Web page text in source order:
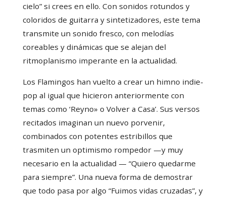
cielo” si crees en ello. Con sonidos rotundos y
coloridos de guitarra y sintetizadores, este tema
transmite un sonido fresco, con melodías
coreables y dinámicas que se alejan del
ritmoplanismo imperante en la actualidad.
Los Flamingos han vuelto a crear un himno indie-
pop al igual que hicieron anteriormente con
temas como ‘Reyno» o Volver a Casa’. Sus versos
recitados imaginan un nuevo porvenir,
combinados con potentes estribillos que
trasmiten un optimismo rompedor —y muy
necesario en la actualidad — “Quiero quedarme
para siempre”. Una nueva forma de demostrar
que todo pasa por algo “Fuimos vidas cruzadas”, y